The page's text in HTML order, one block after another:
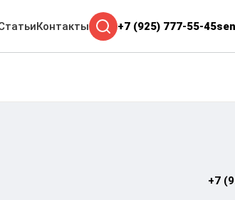
Контакты +7 (925) 777-55-45
+7